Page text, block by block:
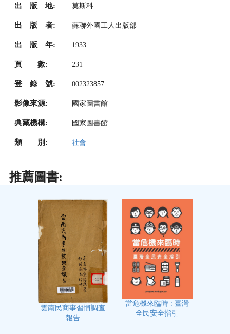
出 版 地: 莫斯科
出 版 者: 蘇聯外國工人出版部
出 版 年: 1933
頁 數: 231
登 錄 號: 002323857
影像來源: 國家圖書館
典藏機構: 國家圖書館
類 別: 社會
推薦圖書:
雲南民商事習慣調查
報告
當危機來臨時 : 臺灣
全民安全指引